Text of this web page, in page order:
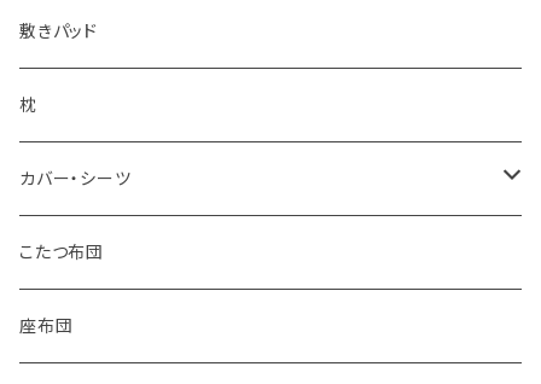
敷きパッド
枕
カバー・シーツ
掛け布団カバー
敷き布団カバー
こたつ布団
座布団